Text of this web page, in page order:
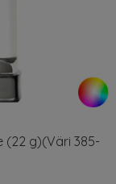
(22 g)(Väri 385-